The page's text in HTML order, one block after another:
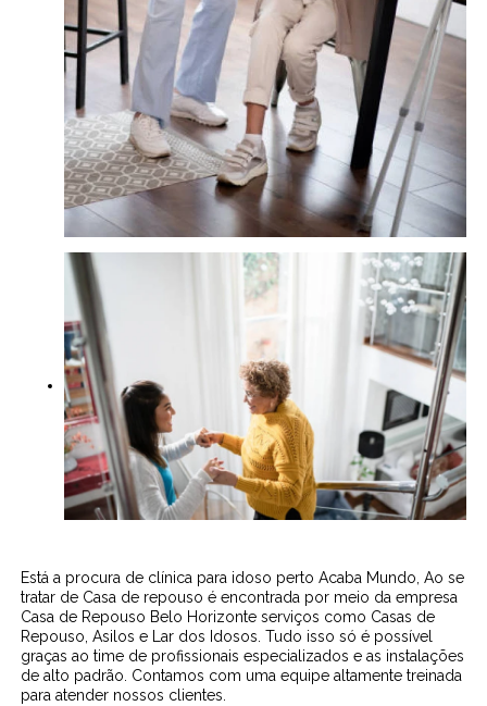
Está a procura de clínica para idoso perto Acaba Mundo, Ao se
tratar de Casa de repouso é encontrada por meio da empresa
Casa de Repouso Belo Horizonte serviços como Casas de
Repouso, Asilos e Lar dos Idosos. Tudo isso só é possível
graças ao time de profissionais especializados e as instalações
de alto padrão. Contamos com uma equipe altamente treinada
para atender nossos clientes.